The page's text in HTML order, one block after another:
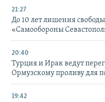
21:27
До 10 лет лишения
«Самообороны
20:40
Турция и Ирак ведут
Ормузскому проливу для
19:42